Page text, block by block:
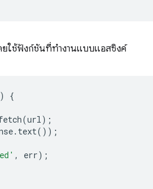
ยใช้ฟังก์ชันที่ทำงานแบบแอสซิงค์
) {
(url);
. text());
, err)